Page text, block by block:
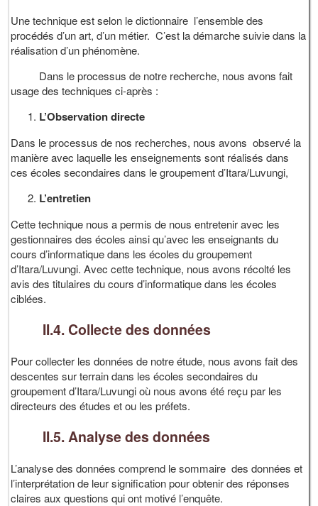
Une technique est selon le dictionnaire l’ensemble des
procédés d’un art, d’un métier. C’est la démarche suivie dans la
réalisation d’un phénomène.
Dans le processus de notre recherche, nous avons fait
usage des techniques ci-après :
L’Observation directe
Dans le processus de nos recherches, nous avons observé la
manière avec laquelle les enseignements sont réalisés dans
ces écoles secondaires dans le groupement d’Itara/Luvungi,
L’entretien
Cette technique nous a permis de nous entretenir avec les
gestionnaires des écoles ainsi qu’avec les enseignants du
cours d’informatique dans les écoles du groupement
d’Itara/Luvungi. Avec cette technique, nous avons récolté les
avis des titulaires du cours d’informatique dans les écoles
ciblées.
II.4. Collecte des données
Pour collecter les données de notre étude, nous avons fait des
descentes sur terrain dans les écoles secondaires du
groupement d’Itara/Luvungi où nous avons été reçu par les
directeurs des études et ou les préfets.
II.5. Analyse des données
L’analyse des données comprend le sommaire des données et
l’interprétation de leur signification pour obtenir des réponses
claires aux questions qui ont motivé l’enquête.